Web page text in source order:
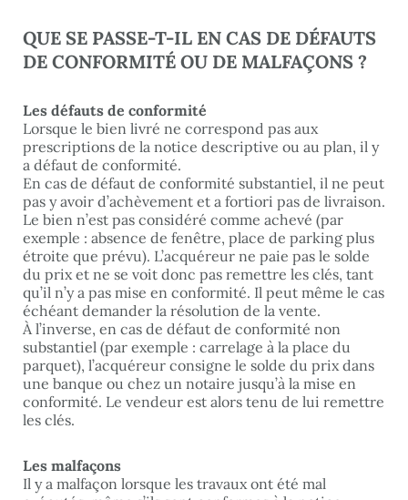
QUE SE PASSE-T-IL EN CAS DE DÉFAUTS
DE CONFORMITÉ OU DE MALFAÇONS ?
Les défauts de conformité
Lorsque le bien livré ne correspond pas aux
prescriptions de la notice descriptive ou au plan, il y
a défaut de conformité.
En cas de défaut de conformité substantiel, il ne peut
pas y avoir d’achèvement et a fortiori pas de livraison.
Le bien n’est pas considéré comme achevé (par
exemple : absence de fenêtre, place de parking plus
étroite que prévu). L’acquéreur ne paie pas le solde
du prix et ne se voit donc pas remettre les clés, tant
qu’il n’y a pas mise en conformité. Il peut même le cas
échéant demander la résolution de la vente.
À l’inverse, en cas de défaut de conformité non
substantiel (par exemple : carrelage à la place du
parquet), l’acquéreur consigne le solde du prix dans
une banque ou chez un notaire jusqu’à la mise en
conformité. Le vendeur est alors tenu de lui remettre
les clés.
Les malfaçons
Il y a malfaçon lorsque les travaux ont été mal